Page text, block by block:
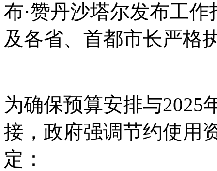
布·赞丹沙塔尔发布工
及各省、首都市长严格
为确保预算安排与2025
接，政府强调节约使用
定：